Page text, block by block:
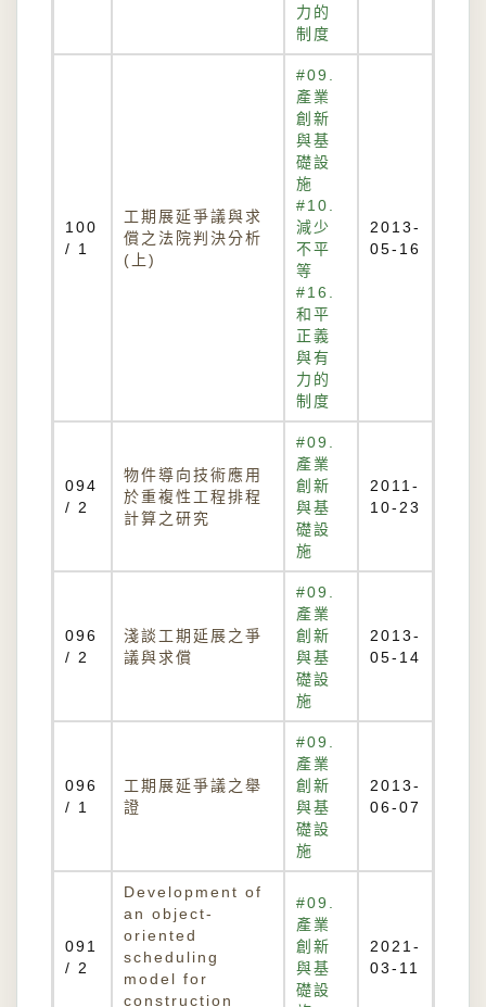
力的
制度
100
/ 1
工期展延爭議與求
償之法院判決分析
(上)
#09.
產業
創新
與基
礎設
施
#10.
減少
不平
等
#16.
和平
正義
與有
力的
制度
2013-
05-16
094
/ 2
物件導向技術應用
於重複性工程排程
計算之研究
#09.
產業
創新
與基
礎設
施
2011-
10-23
096
/ 2
淺談工期延展之爭
議與求償
#09.
產業
創新
與基
礎設
施
2013-
05-14
096
/ 1
工期展延爭議之舉
證
#09.
產業
創新
與基
礎設
施
2013-
06-07
091
/ 2
Development of
an object-
oriented
scheduling
model for
construction
#09.
產業
創新
與基
礎設
2021-
03-11